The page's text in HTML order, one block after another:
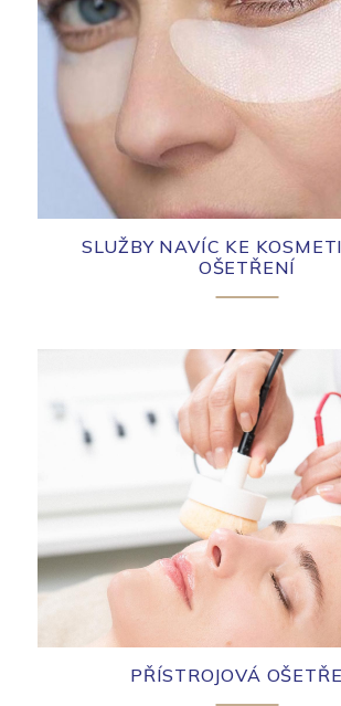
SLUŽBY NAVÍC KE
OŠETŘENÍ
PŘÍSTROJOVÁ